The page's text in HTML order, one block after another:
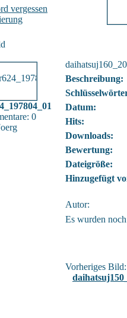
vergessen
0
Beschreibung:
Datum:
Hits:
Downloads:
Bewertung:
Dateigröße:
Hinzugefügt
Autor:
Es wurden
Vorheriges Bild: